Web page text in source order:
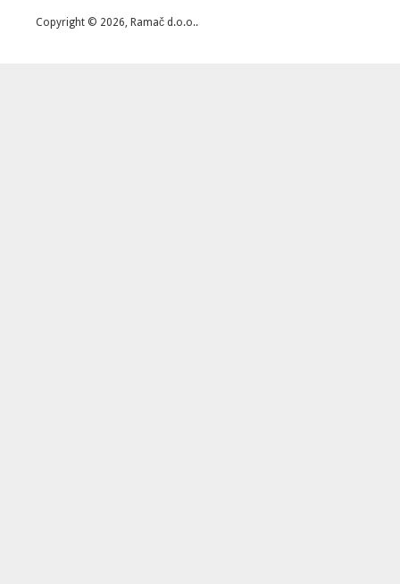
Copyright © 2026, Ramač d.o.o..